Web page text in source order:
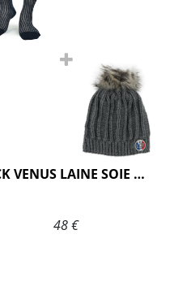
PACK VENUS LAINE SOIE MARINE
48 €